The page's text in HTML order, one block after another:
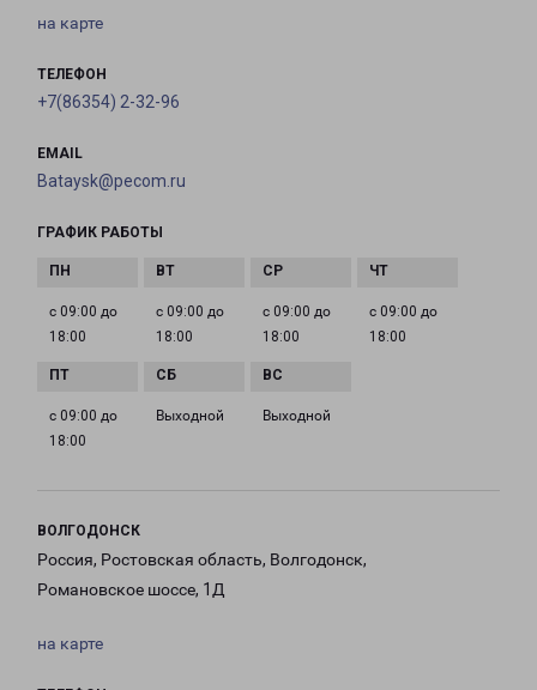
на карте
ТЕЛЕФОН
+7(86354) 2-32-96
EMAIL
Bataysk@pecom.ru
ГРАФИК РАБОТЫ
с 09:00 до
18:00
с 09:00 до
18:00
с 09:00 до
18:00
с 09:00 до
18:00
с 09:00 до
18:00
Выходной Выходной
ВОЛГОДОНСК
Россия, Ростовская область, Волгодонск,
Романовское шоссе, 1Д
на карте